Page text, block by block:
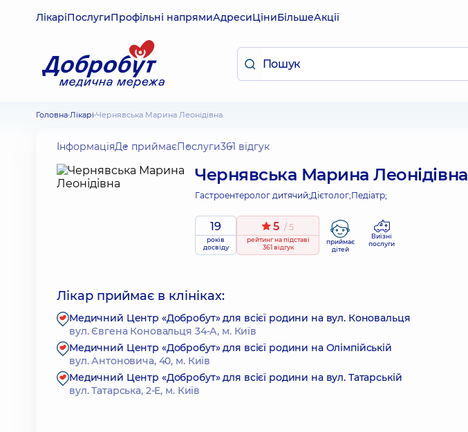
ЛікаріПослугиПрофільні напрямиАдресиЦіниБільшеАкції
Головна Лікарі Чернявська Марина Леонідівна
ІнформаціяДе приймаєПослуги361 відгук
Чернявська Марина Леонідівна
Гастроентеролог дитячий;Дієтолог;Педіатр;
19
років
досвіду
5 / 5
рейтингна підставі
361 відгук
приймає
дітей
Виїзні
послуги
Лікар приймає в клініках:
Медичний Центр «Добробут» для всієї родини на вул. Коновальця
вул. Євгена Коновальця 34-А, м. Київ
Медичний Центр «Добробут» для всієї родини на Олімпійській
вул. Антоновича, 40, м. Київ
Медичний Центр «Добробут» для всієї родини на вул. Татарській
вул. Татарська, 2-Е, м. Київ